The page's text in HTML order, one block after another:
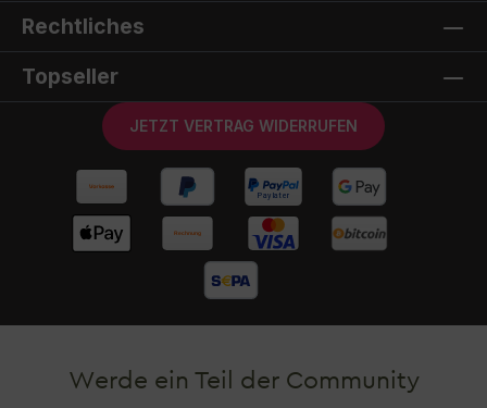
Rechtliches
Topseller
JETZT VERTRAG WIDERRUFEN
Werde ein Teil der Community